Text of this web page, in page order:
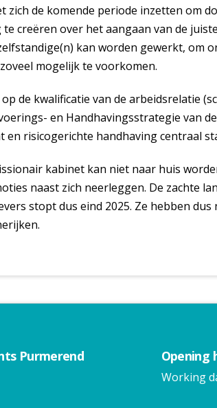
zich de komende periode inzetten om
creëren over het aangaan van de
kan worden gewerkt, om
mogelijk te voorkomen.
de kwalificatie van de arbeidsrelatie
en Handhavingsstrategie van
en risicogerichte handhaving centraal
kabinet kan niet naar huis
naast zich neerleggen. De zachte
stopt dus eind 2025. Ze hebben
Purmerend Opening
Working